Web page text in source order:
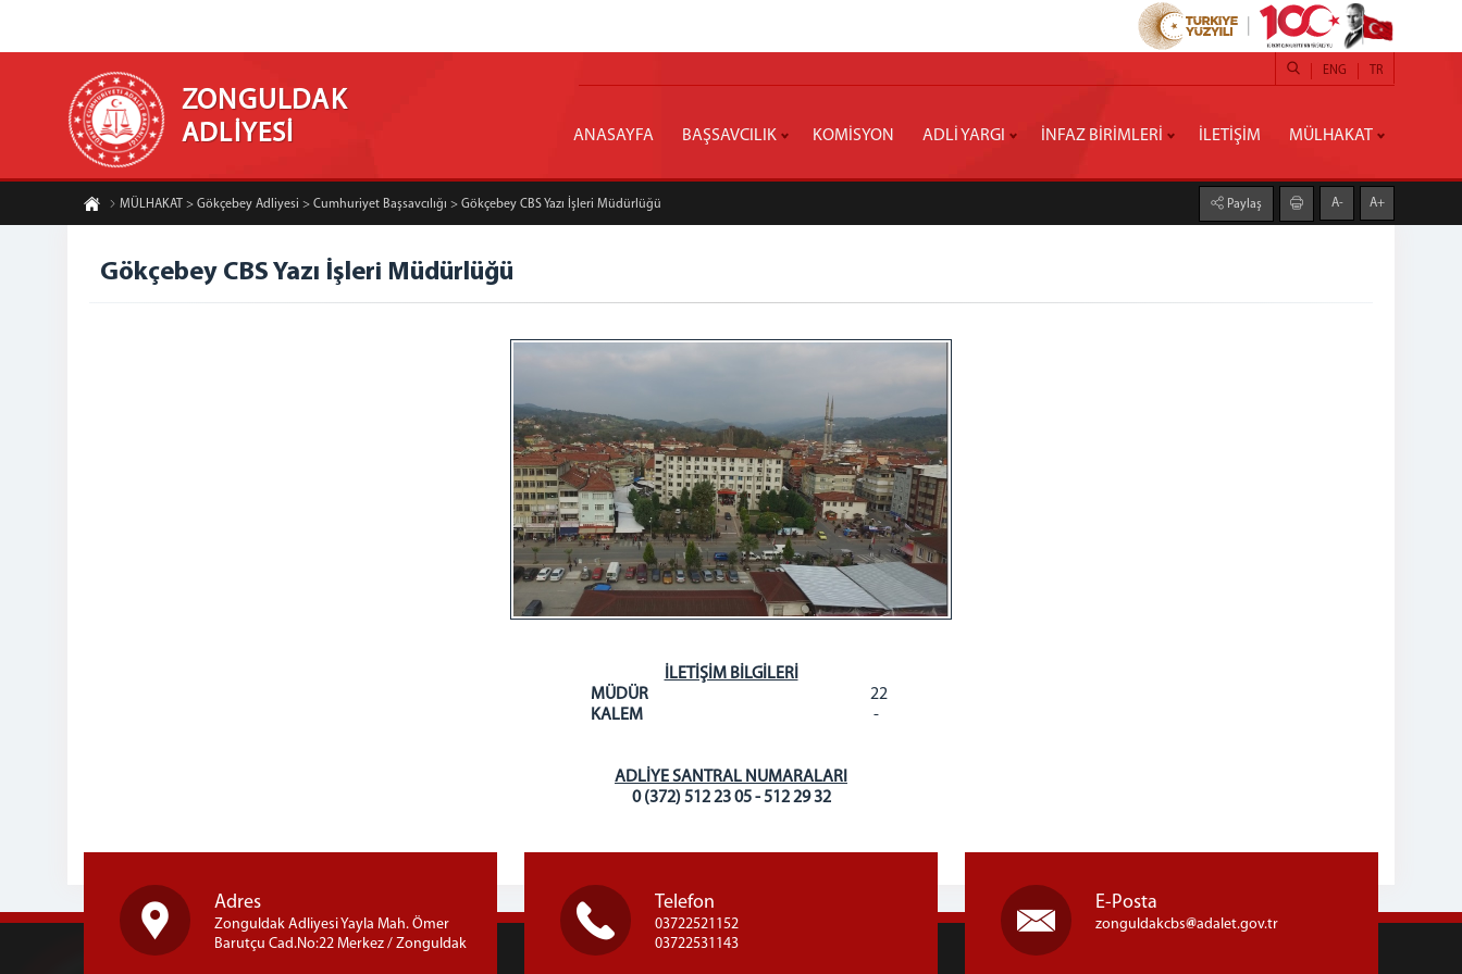
ZONGULDAK
ADLİYESİ
TR
ENG
ANASAYFA BAŞSAVCILIK KOMİSYON ADLİ YARGI İNFAZ BİRİMLERİ İLETİŞİM MÜLHAKAT
MÜLHAKAT > Gökçebey Adliyesi > Cumhuriyet Başsavcılığı > Gökçebey CBS Yazı İşleri Müdürlüğü Paylaş A- A+
Gökçebey CBS Yazı İşleri Müdürlüğü
İLETİŞİM BİLGİLERİ
MÜDÜR
22
KALEM
-
ADLİYE SANTRAL NUMARALARI
0 (372) 512 23 05 - 512 29 32
Adres
Zonguldak Adliyesi Yayla Mah. Ömer
Barutçu Cad.No:22 Merkez / Zonguldak
Telefon
03722521152
03722531143
E-Posta
zonguldakcbs adalet.gov.tr